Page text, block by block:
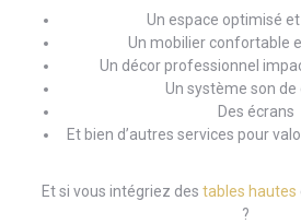
Un espace optimisé
Un mobilier confortable
Un décor professionnel
Un système son de
Des écrans
Et bien d’autres services pour
Et si vous intégriez des tables hautes
?